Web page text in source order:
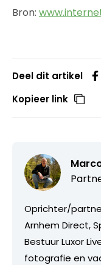
Bron:
Deel dit artikel
Kopieer link
Oprichter/
Arnhem Direct,
Bestuur Luxor
fotografie en